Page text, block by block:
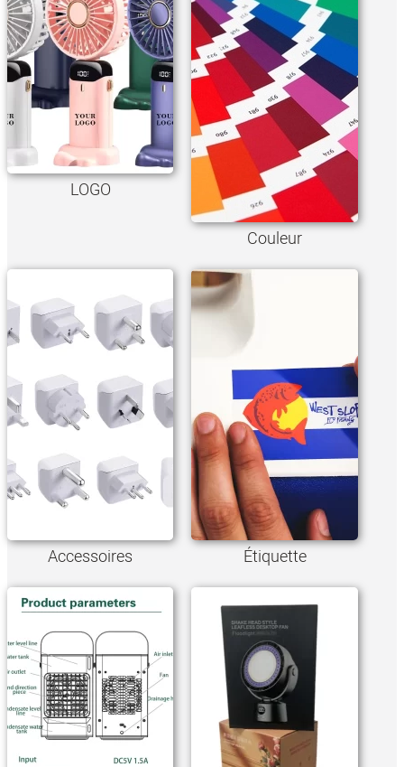
LOGO
Couleur
Accessoires Étiquette